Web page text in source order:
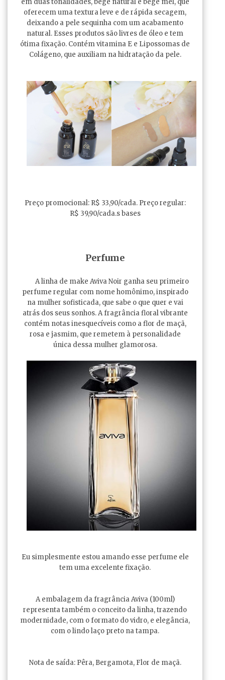
em duas tonalidades, bege natural e bege mel, que
oferecem uma textura leve e de rápida secagem,
deixando a pele sequinha com um acabamento
natural. Esses produtos são livres de óleo e tem
ótima fixação. Contém vitamina E e Lipossomas de
Colágeno, que auxiliam na hidratação da pele.
Preço promocional: R$ 33,90/cada. Preço regular:
R$ 39,90/cada.s bases
Perfume
A linha de make Aviva Noir ganha seu primeiro
perfume regular com nome homônimo, inspirado
na mulher sofisticada, que sabe o que quer e vai
atrás dos seus sonhos. A fragrância floral vibrante
contém notas inesquecíveis como a flor de maçã,
rosa e jasmim, que remetem à personalidade
única dessa mulher glamorosa.
Eu simplesmente estou amando esse perfume ele
tem uma excelente fixação.
A embalagem da fragrância Aviva (100ml)
representa também o conceito da linha, trazendo
modernidade, com o formato do vidro, e elegância,
com o lindo laço preto na tampa.
Nota de saída: Pêra, Bergamota, Flor de maçã.